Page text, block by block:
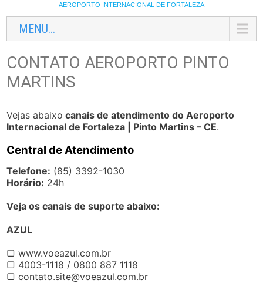
AEROPORTO INTERNACIONAL DE FORTALEZA
MENU...
CONTATO AEROPORTO PINTO
MARTINS
Vejas abaixo canais de atendimento do Aeroporto
Internacional de Fortaleza | Pinto Martins – CE.
Central de Atendimento
Telefone: (85) 3392-1030
Horário: 24h
Veja os canais de suporte abaixo:
AZUL
▢ www.voeazul.com.br
▢ 4003-1118 / 0800 887 1118
▢contato.site@voeazul.com.br